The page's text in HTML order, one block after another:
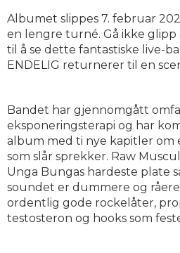
Albumet slippes 7. februar
en lengre turné. Gå ikke
til å se dette fantastiske live-
ENDELIG returnerer til en
Bandet har gjennomgått
eksponeringsterapi og har
album med ti nye kapitler om
som slår sprekker. Raw
Unga Bungas hardeste plate
soundet er dummere og
ordentlig gode rockelåter,
testosteron og hooks som